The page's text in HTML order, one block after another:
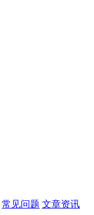
常见问题 文章资讯